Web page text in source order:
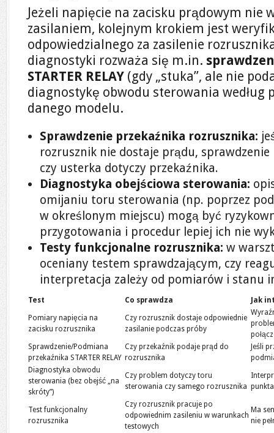
Jeżeli napięcie na zacisku prądowym nie
zasilaniem, kolejnym krokiem jest
odpowiedzialnego za zasilenie
diagnostyki rozważa się m.in.
STARTER RELAY (gdy „stuka”, ale nie
diagnostykę obwodu sterowania według
danego modelu.
Sprawdzenie przekaźnika rozrusznika:
rozrusznik nie dostaje prądu,
czy usterka dotyczy przekaźnika.
Diagnostyka obejściowa sterowania:
omijaniu toru sterowania (np. poprzez
w określonym miejscu) mogą być
przygotowania i procedur lepiej ich nie
Testy funkcjonalne rozrusznika: w
oceniany testem sprawdzającym, czy
interpretacja zależy od pomiarów i stanu
Test Co sprawdza Jak
Pomiary napięcia na
zacisku rozrusznika
Czy rozrusznik dostaje odpowiednie
zasilanie podczas próby
Sprawdzenie/Podmiana
przekaźnika STARTER RELAY
Czy przekaźnik podaje prąd do
rozrusznika
Jeśli
Diagnostyka obwodu
sterowania (bez obejść „na
skróty”)
Czy problem dotyczy toru
sterowania czy samego rozrusznika
Test funkcjonalny
rozrusznika
Czy rozrusznik pracuje po
odpowiednim zasileniu w warunkach
testowych
Ma
nie